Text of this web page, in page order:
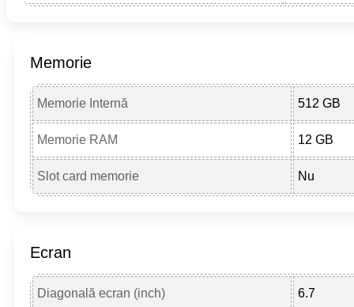
Memorie
Memorie Internă 512 GB
Memorie RAM 12 GB
Slot card memorie Nu
Ecran
Diagonală ecran (inch) 6.7